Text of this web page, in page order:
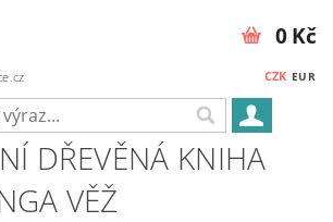
CZK EUR
0 Kč
DŘEVĚNÁ KNIHA
VĚŽ